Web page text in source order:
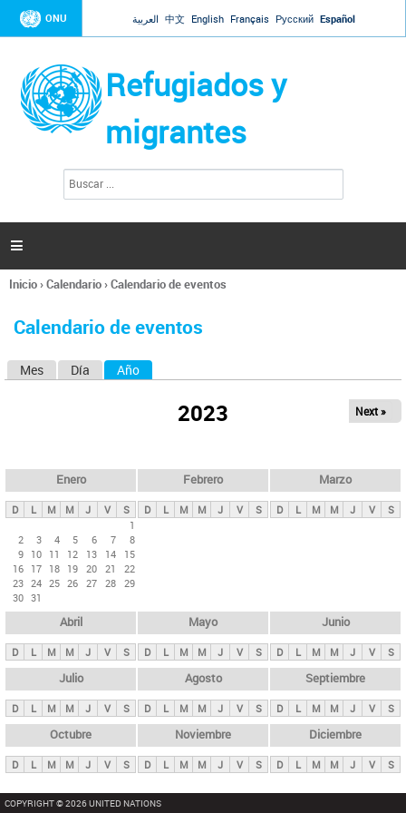
Jump to navigation
ONU العربية 中文 English Français Русский Español
Refugiados y
migrantes
l
d
s

Se
usted
Inicio›Calendario›Calendario de eventos
Calendario de eventos
s
p
n
c
i
p
l
e
s
Mes Día Año
2023 Next »
Enero
D L M M J V
S
1
2
3 4 5 6 7
8
9 10 11 12 13 14
15
16 17 18 19 20 21
22
23 24 25 26 27 28 29
30 31
Febrero
D L M M J V S
Marzo
D L M M J V S
Abril
D L M M J V S
Mayo
D L M M J V S
Junio
D L M M J V S
Julio
D L M M J V S
Agosto
D L M M J V S
Septiembre
D L M M J V S
Octubre
D L M M J V S
Noviembre
D L M M J V S
Diciembre
D L M M J V S
COPYRIGHT © 2026 UNITED NATIONS